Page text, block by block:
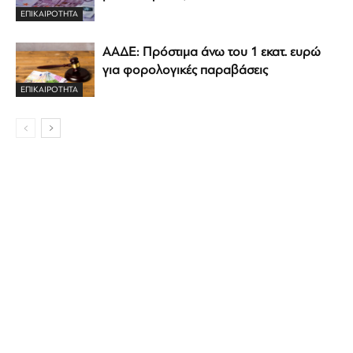
ΕΠΙΚΑΙΡΟΤΗΤΑ
ΕΠΙΚΑΙΡΟΤΗΤΑ
ΑΑΔΕ: Πρόστιμα άνω του 1 εκατ. ευρώ
για φορολογικές παραβάσεις